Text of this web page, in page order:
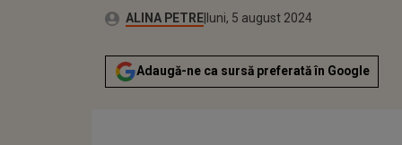
Autor:ALINA PETRE Publicat:
luni, 5 august 2024
Adaugă-ne ca sursă preferată în Google